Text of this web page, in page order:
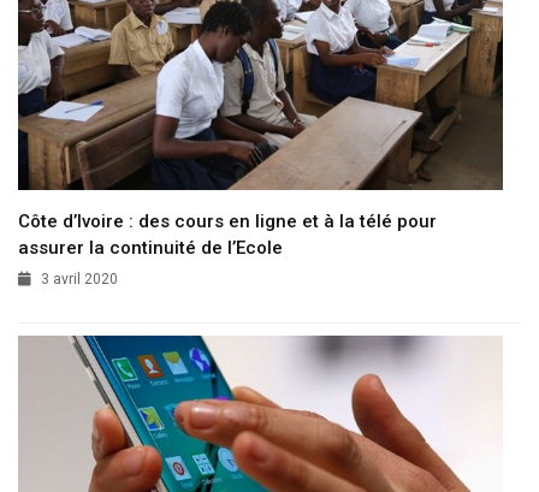
Côte d’Ivoire : des cours en ligne et à la télé pour
assurer la continuité de l’Ecole
3 avril 2020